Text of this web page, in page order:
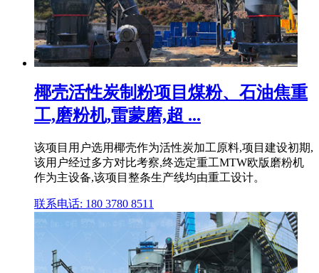
椰壳活性炭制粉项目煤粉、石油焦重
工,磨粉机,雷蒙磨,超 ...
该项目用户选用椰壳作为活性炭加工原料,项目建设初期,
该用户经过多方对比考察,终选定重工MTW欧版磨粉机
作为主设备,该项目整条生产线均由重工设计。
联系电话: 180 3780 8511